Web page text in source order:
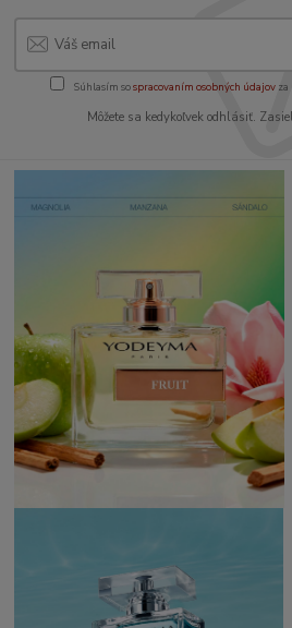
Súhlasím sospracovaním osobných údajov
Môžete sa kedykoľvek odhlásiť.